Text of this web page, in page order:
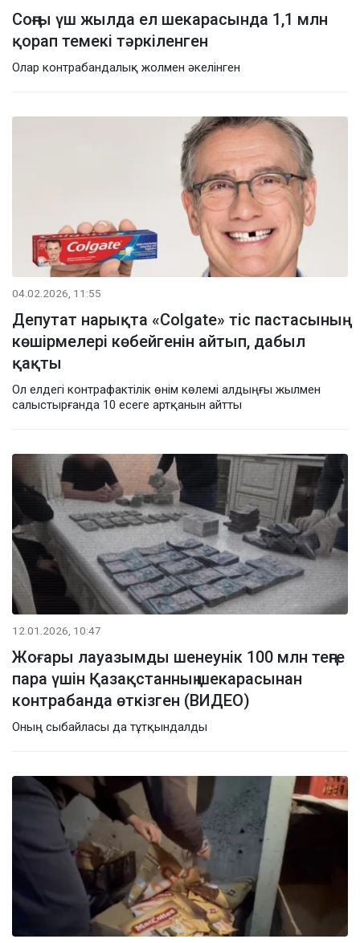
Соңғы үш жылда ел шекарасында 1,1 млн
қорап темекі тәркіленген
Олар контрабандалық жолмен әкелінген
04.02.2026, 11:55
Депутат нарықта «Colgate» тіс пастасының
көшірмелері көбейгенін айтып, дабыл
қақты
Ол елдегі контрафактілік өнім көлемі алдыңғы жылмен
салыстырғанда 10 есеге артқанын айтты
12.01.2026, 10:47
Жоғары лауазымды шенеунік 100 млн теңге
пара үшін Қазақстанның шекарасынан
контрабанда өткізген (ВИДЕО)
Оның сыбайласы да тұтқындалды